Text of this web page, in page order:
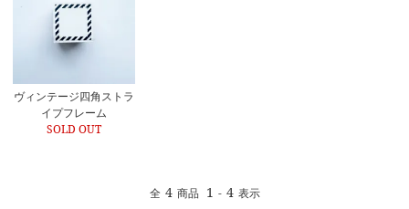
ヴィンテージ四角ストラ
イプフレーム
SOLD OUT
全 4 商品 1 - 4 表示